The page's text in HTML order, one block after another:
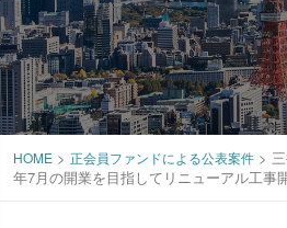
HOME > 正会員ファンドによる公表案件 >
年7月の開業を目指してリニューアル工事